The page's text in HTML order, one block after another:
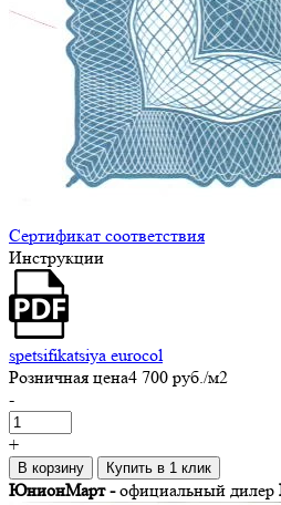
Сертификат соответствия
Инструкции
spetsifikatsiya eurocol
Розничная цена4 700 руб./м2
-
+
В корзину Купить в 1 клик
ЮнионМарт -официальный дилер